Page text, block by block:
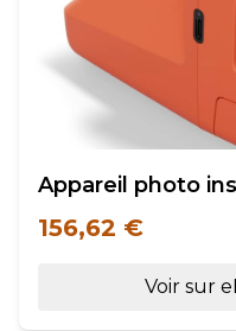
Appareil photo
156,62 €
Voir sur